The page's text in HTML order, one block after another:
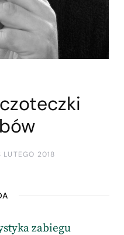
LUTEGO 2018
zabiegu